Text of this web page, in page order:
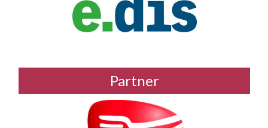
Partner